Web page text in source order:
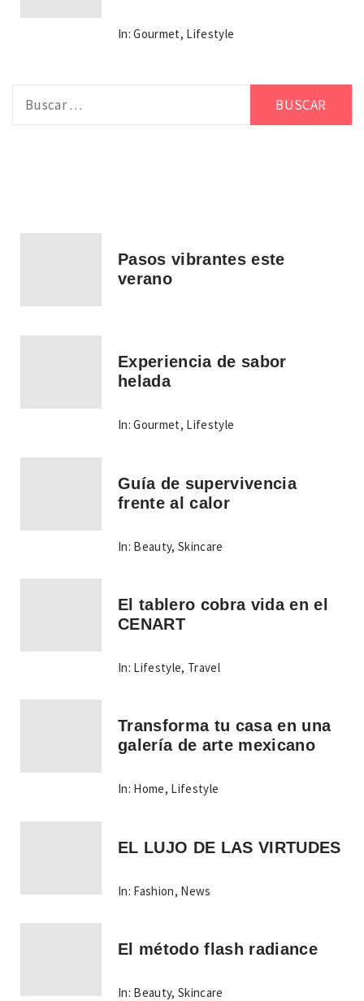
In: Gourmet, Lifestyle
Pasos vibrantes este
verano
Experiencia de sabor
helada
In: Gourmet, Lifestyle
Guía de supervivencia
frente al calor
In: Beauty,Skincare
El tablero cobra vida en el
CENART
In: Lifestyle, Travel
Transforma tu casa en una
galería de arte mexicano
In: Home, Lifestyle
EL LUJO DE LAS VIRTUDES
In: Fashion, News
El método flash radiance
In: Beauty,Skincare